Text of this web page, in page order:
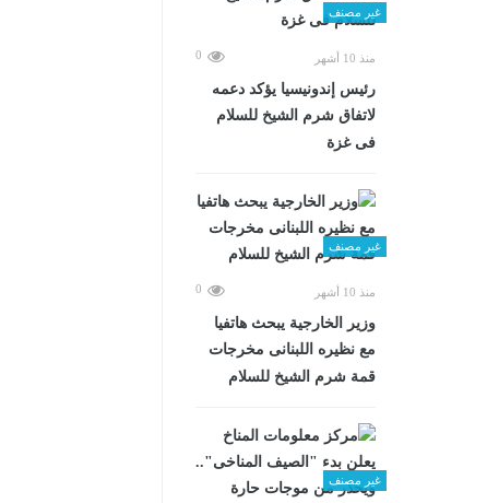
غير مصنف
منذ 10 أشهر 0
رئيس إندونيسيا يؤكد دعمه
لاتفاق شرم الشيخ للسلام
فى غزة
غير مصنف
منذ 10 أشهر 0
وزير الخارجية يبحث هاتفيا
مع نظيره اللبنانى مخرجات
قمة شرم الشيخ للسلام
غير مصنف